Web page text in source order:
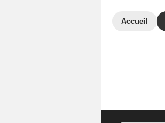
Accueil